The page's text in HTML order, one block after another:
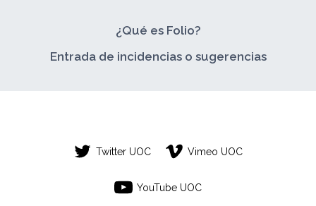
¿Qué es Folio?
Entrada de incidencias o sugerencias
Twitter UOC Vimeo UOC
YouTube UOC